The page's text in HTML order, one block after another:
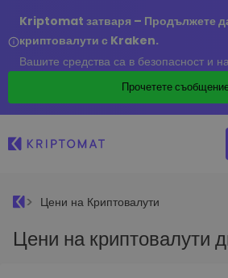
Kriptomat затваря – Продължете
криптовалути с Kraken.
Вашите средства са в безопасност и
Прочетете
Цени на Криптовалути
Цени на криптовалути